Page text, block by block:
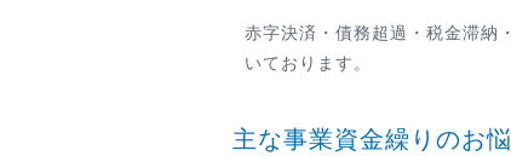
赤字決済・債務超過・税金滞納
いております。
主な事業資金繰りのお